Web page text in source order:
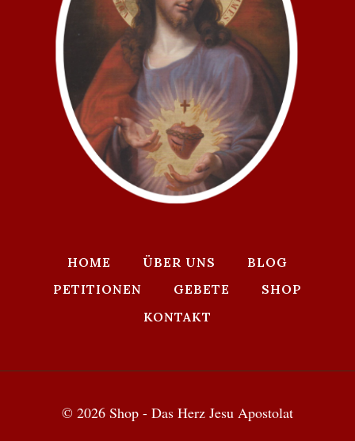
HOME ÜBER UNS
BLOG
PETITIONEN
GEBETE
SHOP
KONTAKT
© 2026 Shop - Das Herz Jesu Apostolat